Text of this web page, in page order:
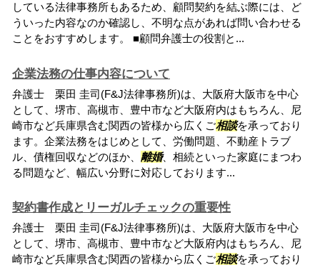
している法律事務所もあるため、顧問契約を結ぶ際には、ど
ういった内容なのか確認し、不明な点があれば問い合わせる
ことをおすすめします。 ■顧問弁護士の役割と...
企業法務の仕事内容について
弁護士 栗田 圭司(F&J法律事務所)は、大阪府大阪市を中心
として、堺市、高槻市、豊中市など大阪府内はもちろん、尼
崎市など兵庫県含む関西の皆様から広くご相談を承っており
ます。企業法務をはじめとして、労働問題、不動産トラブ
ル、債権回収などのほか、 離婚、相続といった家庭にまつわ
る問題など、幅広い分野に対応しております...
契約書作成とリーガルチェックの重要性
弁護士 栗田 圭司(F&J法律事務所)は、大阪府大阪市を中心
として、堺市、高槻市、豊中市など大阪府内はもちろん、尼
崎市など兵庫県含む関西の皆様から広くご相談を承っており